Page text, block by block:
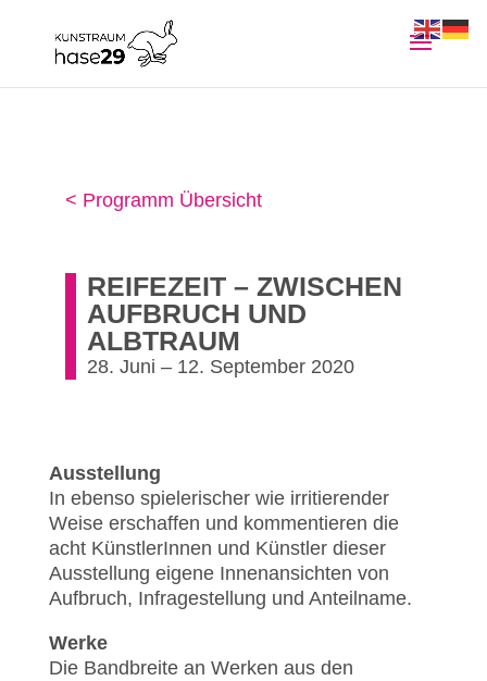
< Programm Übersicht
REIFEZEIT – ZWISCHEN
AUFBRUCH UND
ALBTRAUM
28. Juni – 12. September 2020
Ausstellung
In ebenso spielerischer wie irritierender
Weise erschaffen und kommentieren die
acht KünstlerInnen und Künstler dieser
Ausstellung eigene Innenansichten von
Aufbruch, Infragestellung und Anteilname.
Werke
Die Bandbreite an Werken aus den